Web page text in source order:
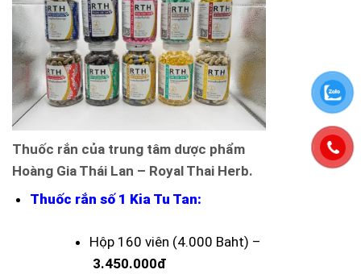
Thuốc rắn của trung tâm dược phẩm
Hoàng Gia Thái Lan – Royal Thai Herb.
Thuốc rắn số 1 Kia Tu Tan:
Hộp 160 viên (4.000 Baht) –
3.450.000đ